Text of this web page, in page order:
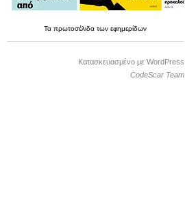
Ταπρωτοσέλιδατωνεφημερίδων
Κατασκευασμένο με WordPress
CodeScar Team